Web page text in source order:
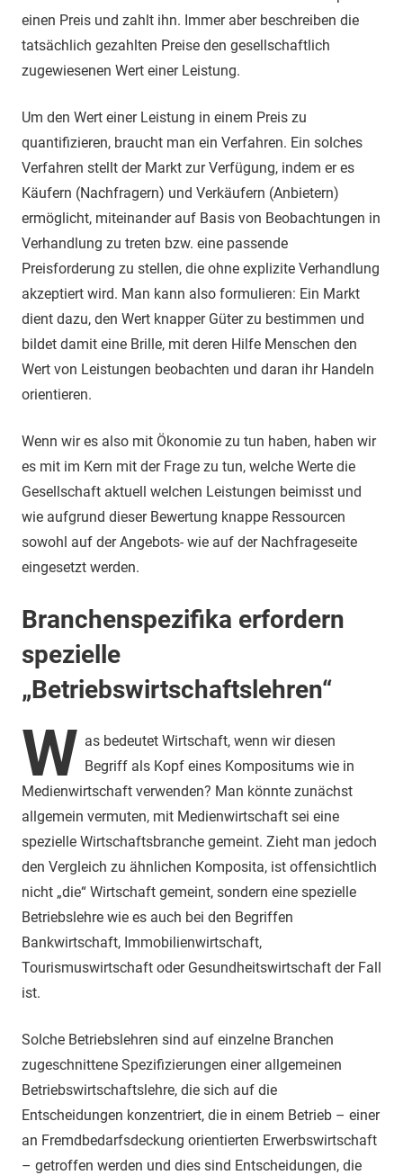
einen Preis und zahlt ihn. Immer aber beschreiben die
tatsächlich gezahlten Preise den gesellschaftlich
zugewiesenen Wert einer Leistung.
Um den Wert einer Leistung in einem Preis zu
quantifizieren, braucht man ein Verfahren. Ein solches
Verfahren stellt der Markt zur Verfügung, indem er es
Käufern (Nachfragern) und Verkäufern (Anbietern)
ermöglicht, miteinander auf Basis von Beobachtungen in
Verhandlung zu treten bzw. eine passende
Preisforderung zu stellen, die ohne explizite Verhandlung
akzeptiert wird. Man kann also formulieren: Ein Markt
dient dazu, den Wert knapper Güter zu bestimmen und
bildet damit eine Brille, mit deren Hilfe Menschen den
Wert von Leistungen beobachten und daran ihr Handeln
orientieren.
Wenn wir es also mit Ökonomie zu tun haben, haben wir
es mit im Kern mit der Frage zu tun, welche Werte die
Gesellschaft aktuell welchen Leistungen beimisst und
wie aufgrund dieser Bewertung knappe Ressourcen
sowohl auf der Angebots- wie auf der Nachfrageseite
eingesetzt werden.
Branchenspezifika erfordern
spezielle
„Betriebswirtschaftslehren“
W as bedeutet Wirtschaft, wenn wir diesen
Begriff als Kopf eines Kompositums wie in
Medienwirtschaft verwenden? Man könnte zunächst
allgemein vermuten, mit Medienwirtschaft sei eine
spezielle Wirtschaftsbranche gemeint. Zieht man jedoch
den Vergleich zu ähnlichen Komposita, ist offensichtlich
nicht „die“ Wirtschaft gemeint, sondern eine spezielle
Betriebslehre wie es auch bei den Begriffen
Bankwirtschaft, Immobilienwirtschaft,
Tourismuswirtschaft oder Gesundheitswirtschaft der Fall
ist.
Solche Betriebslehren sind auf einzelne Branchen
zugeschnittene Spezifizierungen einer allgemeinen
Betriebswirtschaftslehre, die sich auf die
Entscheidungen konzentriert, die in einem Betrieb – einer
an Fremdbedarfsdeckung orientierten Erwerbswirtschaft
– getroffen werden und dies sind Entscheidungen, die